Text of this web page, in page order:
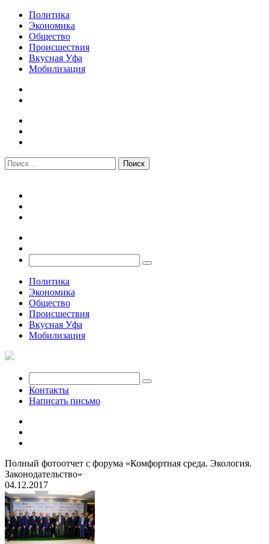
Политика
Экономика
Общество
Происшествия
Вкусная Уфа
Мобилизация
Политика
Экономика
Общество
Происшествия
Вкусная Уфа
Мобилизация
Контакты
Написать письмо
Полный фотоотчет с форума «Комфортная среда. Экология.
Законодательство»
04.12.2017